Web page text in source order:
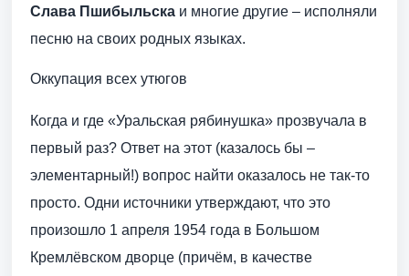
Слава Пшибыльска и многие другие – исполняли
песню на своих родных языках.
Оккупация всех утюгов
Когда и где «Уральская рябинушка» прозвучала в
первый раз? Ответ на этот (казалось бы –
элементарный!) вопрос найти оказалось не так-то
просто. Одни источники утверждают, что это
произошло 1 апреля 1954 года в Большом
Кремлёвском дворце (причём, в качестве